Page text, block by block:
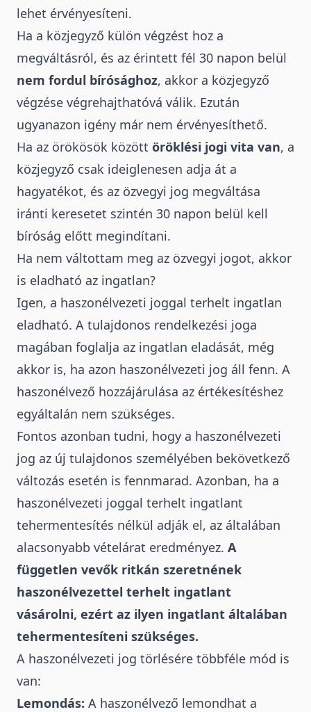
lehet érvényesíteni.
Ha a közjegyző külön végzést hoz a
megváltásról, és az érintett fél 30 napon belül
nem fordul bírósághoz, akkor a közjegyző
végzése végrehajthatóvá válik. Ezután
ugyanazon igény már nem érvényesíthető.
Ha az örökösök között öröklési jogi vita van, a
közjegyző csak ideiglenesen adja át a
hagyatékot, és az özvegyi jog megváltása
iránti keresetet szintén 30 napon belül kell
bíróság előtt megindítani.
Ha nem váltottam meg az özvegyi jogot, akkor
is eladható az ingatlan?
Igen, a haszonélvezeti joggal terhelt ingatlan
eladható. A tulajdonos rendelkezési joga
magában foglalja az ingatlan eladását, még
akkor is, ha azon haszonélvezeti jog áll fenn. A
haszonélvező hozzájárulása az értékesítéshez
egyáltalán nem szükséges.
Fontos azonban tudni, hogy a haszonélvezeti
jog az új tulajdonos személyében bekövetkező
változás esetén is fennmarad. Azonban, ha a
haszonélvezeti joggal terhelt ingatlant
tehermentesítés nélkül adják el, az általában
alacsonyabb vételárat eredményez. A
független vevők ritkán szeretnének
haszonélvezettel terhelt ingatlant
vásárolni, ezért az ilyen ingatlant általában
tehermentesíteni szükséges.
A haszonélvezeti jog törlésére többféle mód is
van:
Lemondás: A haszonélvező lemondhat a